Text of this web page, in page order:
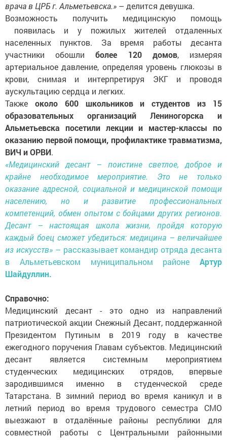
врача в ЦРБ г. Альметьевска.» – делится девушка.
Возможность получить медицинскую помощь
появилась и у пожилых жителей отдаленных
населенных пунктов. За время работы десанта
участники обошлиболее 120 домов, измеряя
артериальное давление, определяя уровень глюкозы в
крови, снимая и интерпретируя ЭКГ и проводя
аускультацию сердца и легких.
Также около 600 школьников и студентов из 15
образовательных организаций Лениногорска и
Альметьевска посетили лекции и мастер-классы по
оказанию первой помощи, профилактике травматизма,
ВИЧ и ОРВИ.
«Медицинский десант – поистине светлое, доброе и
крайне необходимое мероприятие. Это не только
оказание адресной, социальной и медицинской помощи
населению, но и развитие профессиональных
компетенций, обмен опытом с бойцами других регионов.
Десант – настоящая школа жизни, пройдя которую
каждый боец сможет убедиться: медицина – величайшее
из искусств» – рассказывает командир отряда десанта
в Альметьевском муниципальном районе Артур
Шайдуллин.
Справочно:
Медицинский десант - это одно из направлений
патриотической акции Снежный Десант, поддержанной
Президентом Путиным в 2019 году в качестве
ежегодного поручения Главам субъектов. Медицинский
десант является системным мероприятием
студенческих медицинских отрядов, впервые
зародившимся именно в студенческой среде
Татарстана. В зимний период во время каникул и в
летний период во время трудового семестра СМО
выезжают в отдалённые районы республики для
совместной работы с Центральными районными